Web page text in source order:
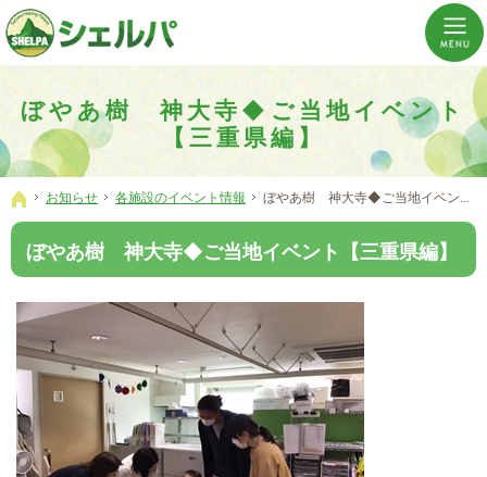
ぼやあ樹 神大寺◆ご当地イベント
【三重県編】
介護の「通い・泊まり・訪問」から必要なものだけをご提供。介護のことならシェルパへ。
横浜市神奈川区 事業所数No,1の小規模多機能型居宅介護ぼやあ樹
ホーム
お知らせ 各施設のイベント情報 ぼやあ樹 神大寺◆ご当地イベント【三重県編】
ぼやあ樹 神大寺◆ご当地イベント【三重県編】